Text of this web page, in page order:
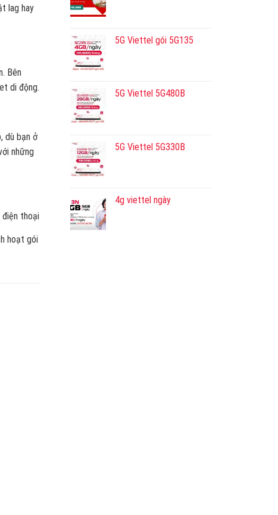
lag hay
Bên
di động.
dù bạn ở
những
thoại
hoạt gói
5G Viettel gói 5G135
5G Viettel 5G480B
5G Viettel 5G330B
4g viettel ngày